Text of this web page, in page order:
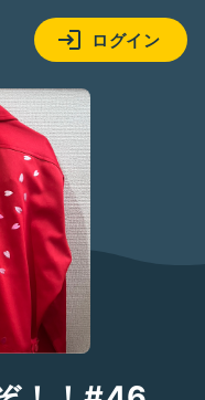
ログイン